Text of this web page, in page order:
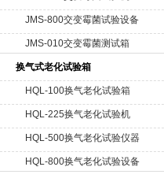
JMS-800交变霉菌试验设备
JMS-010交变霉菌测试箱
换气式老化试验箱
HQL-100换气老化试验箱
HQL-225换气老化试验机
HQL-500换气老化试验仪器
HQL-800换气老化试验设备